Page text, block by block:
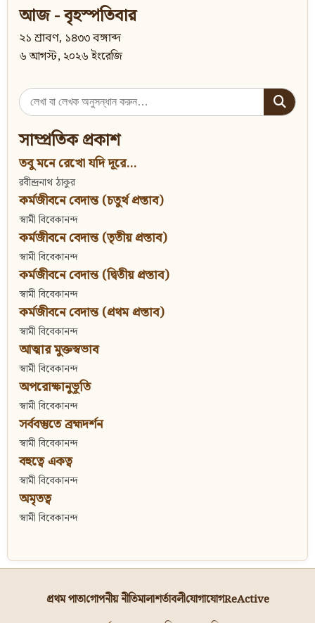
আজ - বৃহস্পতিবার
২১ শ্রাবণ, ১৪৩৩ বঙ্গাব্দ
৬ আগস্ট, ২০২৬ ইংরেজি
Search
for:
সাম্প্রতিক প্রকাশ
তবু মনে রেখো যদি দূরে...
রবীন্দ্রনাথ ঠাকুর
কর্মজীবনে বেদান্ত (চতুর্থ প্রস্তাব)
স্বামী বিবেকানন্দ
কর্মজীবনে বেদান্ত (তৃতীয় প্রস্তাব)
স্বামী বিবেকানন্দ
কর্মজীবনে বেদান্ত (দ্বিতীয় প্রস্তাব)
স্বামী বিবেকানন্দ
কর্মজীবনে বেদান্ত (প্রথম প্রস্তাব)
স্বামী বিবেকানন্দ
আত্মার মুক্তস্বভাব
স্বামী বিবেকানন্দ
অপরোক্ষানুভূতি
স্বামী বিবেকানন্দ
সর্ববস্তুতে ব্রহ্মদর্শন
স্বামী বিবেকানন্দ
বহুত্বে একত্ব
স্বামী বিবেকানন্দ
অমৃতত্ব
স্বামী বিবেকানন্দ
প্রথম পাতাগোপনীয় নীতিমালাশর্তাবলীযোগাযোগReActive